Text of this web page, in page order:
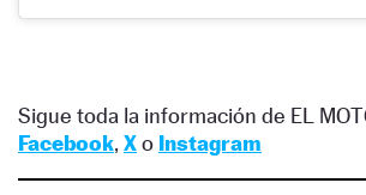
Sigue toda la información de EL
Facebook, Xo Instagram